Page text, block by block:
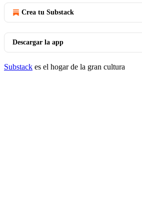
Crea tu Substack
Descargar la app
Substack es el hogar de la gran cultura